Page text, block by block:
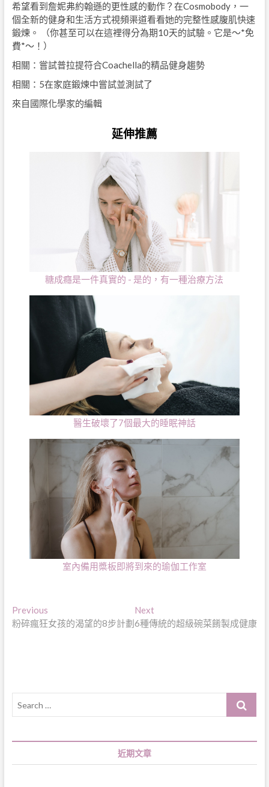
希望看到詹妮弗約翰遜的更性感的動作？在Cosmobody，一
個全新的健身和生活方式視頻渠道看看她的完整性感腹肌快速
鍛煉。 （你甚至可以在這裡得分為期10天的試驗。它是〜*免
費*〜！）
相關：嘗試普拉提符合Coachella的精品健身趨勢
相關：5在家庭鍛煉中嘗試並測試了
來自國際化學家的編輯
延伸推薦
糖成癮是一件真實的 - 是的，有一種治療方法
醫生破壞了7個最大的睡眠神話
室內備用槳板即將到來的瑜伽工作室
文
章
PreviousPrevious
post:
粉碎瘋狂女孩的渴望的8步計劃
NextNext
post:
6種傳統的超級碗菜餚製成健康
Search
近期文章